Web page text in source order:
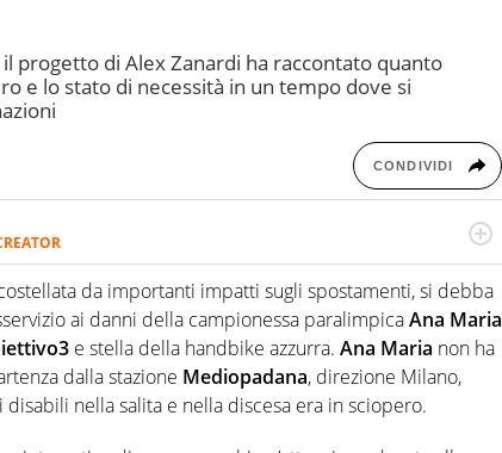
progetto di Alex Zanardi ha raccontato quanto
e lo stato di necessità in un tempo dove si
CONDIVIDI
dal 2007, scrive per curiosità personale e necessità:
e dei suoi protagonisti, concedendosi innocenti evasioni
di format. Un tempo ala destra, oggi si sente a suo agio nel
riservata dei migliori 5 calciatori di sempre.
da importanti impatti sugli spostamenti, si debba
ai danni della campionessa paralimpicaAna Maria
e stella della handbike azzurra. Ana Maria non ha
dalla stazione Mediopadana, direzione Milano,
nella salita e nella discesa era in sciopero.